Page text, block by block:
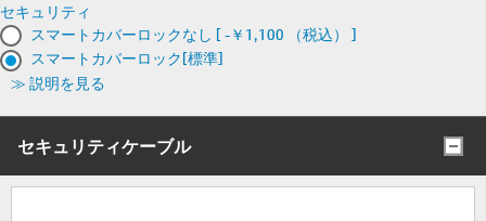
セキュリティ
スマートカバーロックなし [ -￥1,100 （税込） ]
スマートカバーロック[標準]
≫ 説明を見る
セキュリティケーブル